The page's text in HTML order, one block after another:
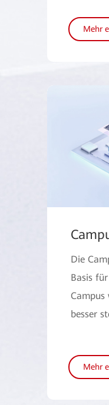
Mehr
Die
Basis
Campus
besser
Mehr